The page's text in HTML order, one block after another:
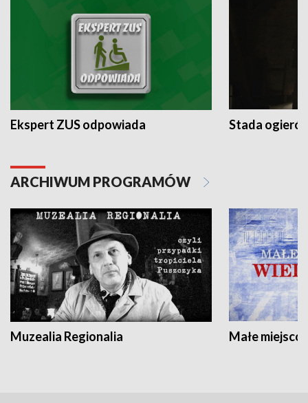
Ekspert ZUS odpowiada Stada
ARCHIWUM PROGRAMÓW
Muzealia Regionalia Małe